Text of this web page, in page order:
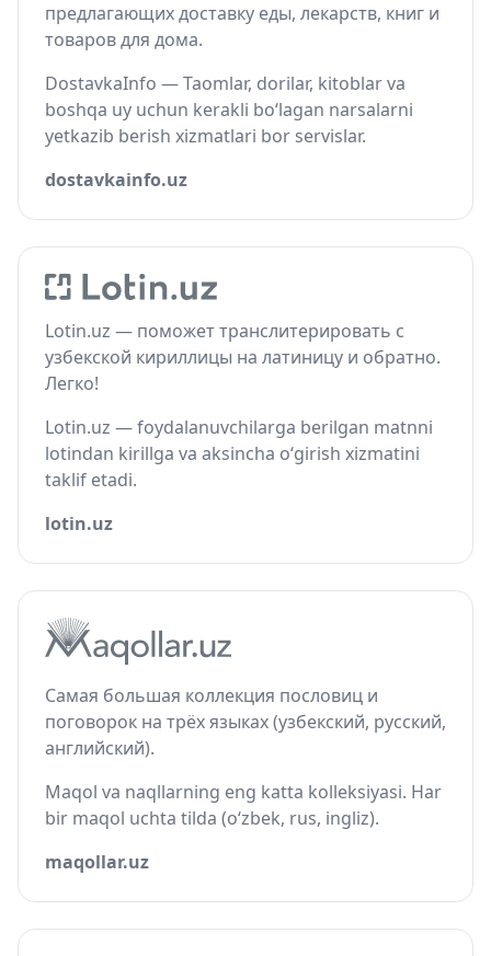
предлагающих доставку еды, лекарств, книг и
товаров для дома.
DostavkaInfo — Taomlar, dorilar, kitoblar va
boshqa uy uchun kerakli bo‘lagan narsalarni
yetkazib berish xizmatlari bor servislar.
dostavkainfo.uz
Lotin.uz — поможет транслитерировать с
узбекской кириллицы на латиницу и обратно.
Легко!
Lotin.uz — foydalanuvchilarga berilgan matnni
lotindan kirillga va aksincha o‘girish xizmatini
taklif etadi.
lotin.uz
Самая большая коллекция пословиц и
поговорок на трёх языках (узбекский, русский,
английский).
Maqol va naqllarning eng katta kolleksiyasi. Har
bir maqol uchta tilda (o‘zbek, rus, ingliz).
maqollar.uz